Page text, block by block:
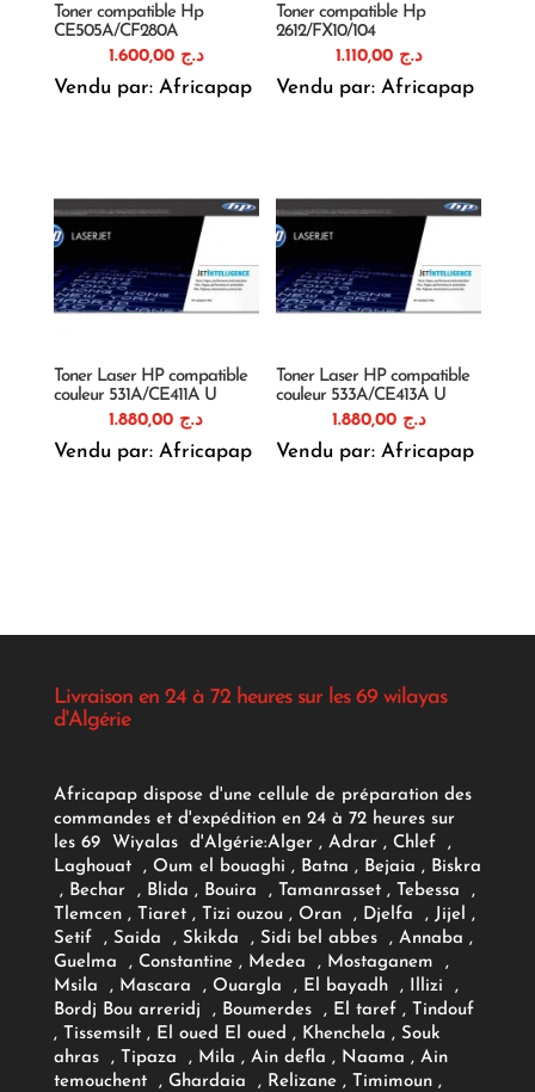
Toner compatible Hp
CE505A/CF280A
د.ج 1.600,00
Vendu par: Africapap
Toner compatible Hp
2612/FX10/104
د.ج 1.110,00
Vendu par: Africapap
Toner Laser HP compatible
couleur 531A/CE411A U
د.ج
Vendu par: Africapap
Toner Laser HP compatible
couleur 533A/CE413A U
د.ج 1.880,00
Vendu par: Africapap
Livraison en 24 à 72 heures sur les 69 wilayas
d'Algérie
Africapap dispose d'une cellule de préparation des
commandes et d'expédition en 24 à 72 heures sur
les 69 Wiyalas d'Algérie:Alger , Adrar, Chlef ,
Laghouat , Oum el bouaghi , Batna , Bejaia , Biskra
, Bechar , Blida , Bouira , Tamanrasset , Tebessa ,
Tlemcen , Tiaret , Tizi ouzou , Oran , Djelfa , Jijel ,
Setif , Saida , Skikda , Sidi bel abbes , Annaba ,
Guelma , Constantine , Medea , Mostaganem ,
Msila , Mascara , Ouargla , El bayadh , Illizi ,
Bordj Bou arreridj , Boumerdes , El taref , Tindouf
, Tissemsilt , El oued El oued , Khenchela , Souk
ahras , Tipaza , Mila , Ain defla , Naama , Ain
temouchent , Ghardaia , Relizane , Timimoun ,